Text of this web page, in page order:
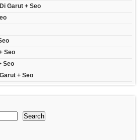
Garut + Seo
Seo
Seo
+ Seo
Search